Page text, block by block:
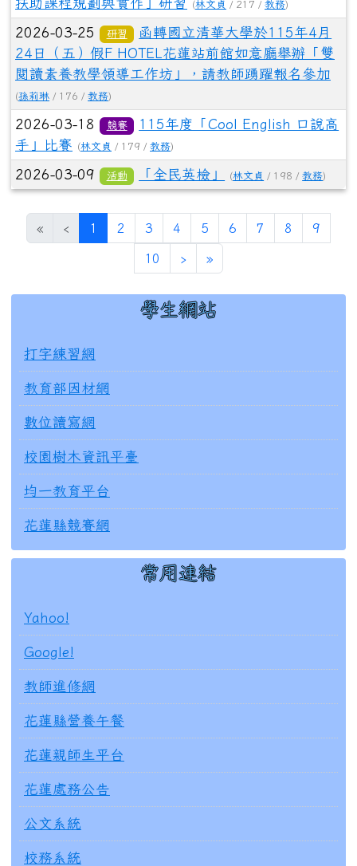
扶助課程規劃與實作」研習 (林文貞 / 217 / 教務)
2026-03-25 研習
函轉國立清華大學於115年4月
24日（五）假F HOTEL花蓮站前館如意廳舉辦「雙
閱讀素養教學領導工作坊」，請教師踴躍報名參加
(孫莉琳 / 176 / 教務)
2026-03-18 競賽
115年度「Cool English 口說高
手」比賽
(林文貞 / 179 / 教務)
2026-03-09 活動 「全民英檢」 (林文貞 / 198 /教務)
« ‹ 1 (目前頁次)
2 3 4 5 6 7 8 9
10 ›下一頁
»最後頁
學生網站
打字練習網
教育部因材網
數位讀寫網
校園樹木資訊平臺
均一教育平台
花蓮縣競賽網
常用連結
Yahoo!
Google!
教師進修網
花蓮縣營養午餐
花蓮親師生平台
花蓮處務公告
公文系統
校務系統